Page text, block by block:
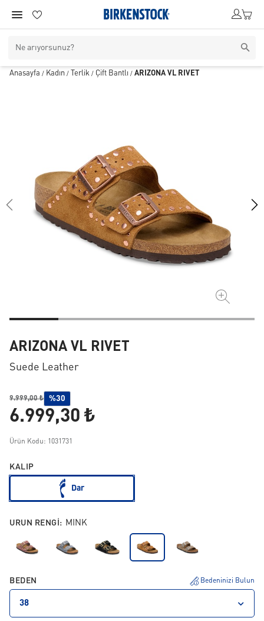
Anasayfa / Kadın / Terlik / Çift Bantlı / ARIZONA VL RIVET
ARIZONA VL RIVET
Suede Leather
9.999,00 ₺ %30
6.999,30 ₺
Ürün Kodu: 1031731
KALIP
Dar
URUN RENGI: MINK
BEDEN Bedeninizi Bulun
38